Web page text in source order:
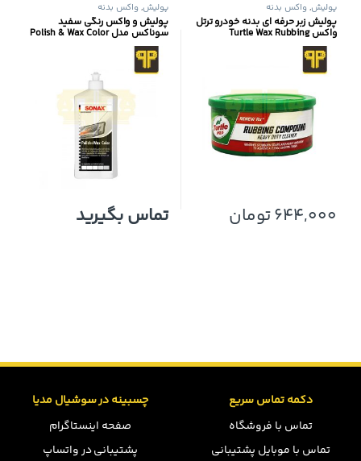
پولیش, واکس بدنه
پولیش زبر حرفه ای بدنه خودرو ترتل
واکس Turtle Wax Rubbing
Compound
644,000تومان
پولیش, واکس بدنه
پولیش و واکس رنگی سفید
سوناکس مدل Polish & Wax Color
تماس بگیرید
دکمه تماس سریع
تماس با فروشگاه
تماس با موبایل پشتیبانی
چسبینه در سوشیال مدیا
صفحه اینستاگرام
پشتیبانی در واتساپ